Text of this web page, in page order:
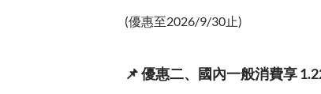
(優惠至2026/9/30止)
📌 優惠二、國內一般消費享